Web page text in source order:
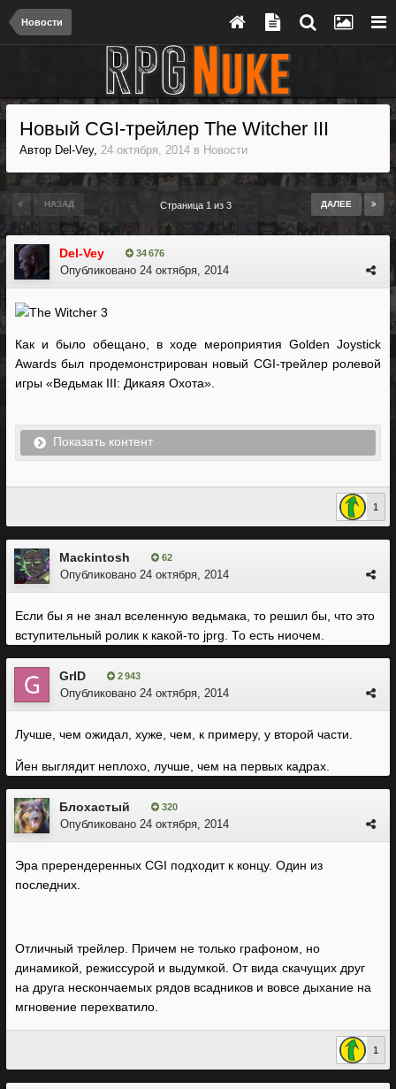
Новости
Новый CGI-трейлер The Witcher III
Автор Del-Vey, 24 октября, 2014 в Новости
НАЗАД ДАЛЕЕ
Страница 1 из 3
Del-Vey 34 676
Опубликовано 24 октября, 2014
Как и было обещано, в ходе мероприятия Golden Joystick
Awards был продемонстрирован новый CGI-трейлер ролевой
игры «Ведьмак III: Дикаяя Охота».
Показать контент
1
Mackintosh 62
Опубликовано 24 октября, 2014
Если бы я не знал вселенную ведьмака, то решил бы, что это
вступительный ролик к какой-то jprg. То есть ниочем.
GrID 2 943
Опубликовано 24 октября, 2014
Лучше, чем ожидал, хуже, чем, к примеру, у второй части.
Йен выглядит неплохо, лучше, чем на первых кадрах.
Блохастый 320
Опубликовано 24 октября, 2014
Эра пререндеренных CGI подходит к концу. Один из
последних.
Отличный трейлер. Причем не только графоном, но
динамикой, режиссурой и выдумкой. От вида скачущих друг
на друга нескончаемых рядов всадников и вовсе дыхание на
мгновение перехватило.
1